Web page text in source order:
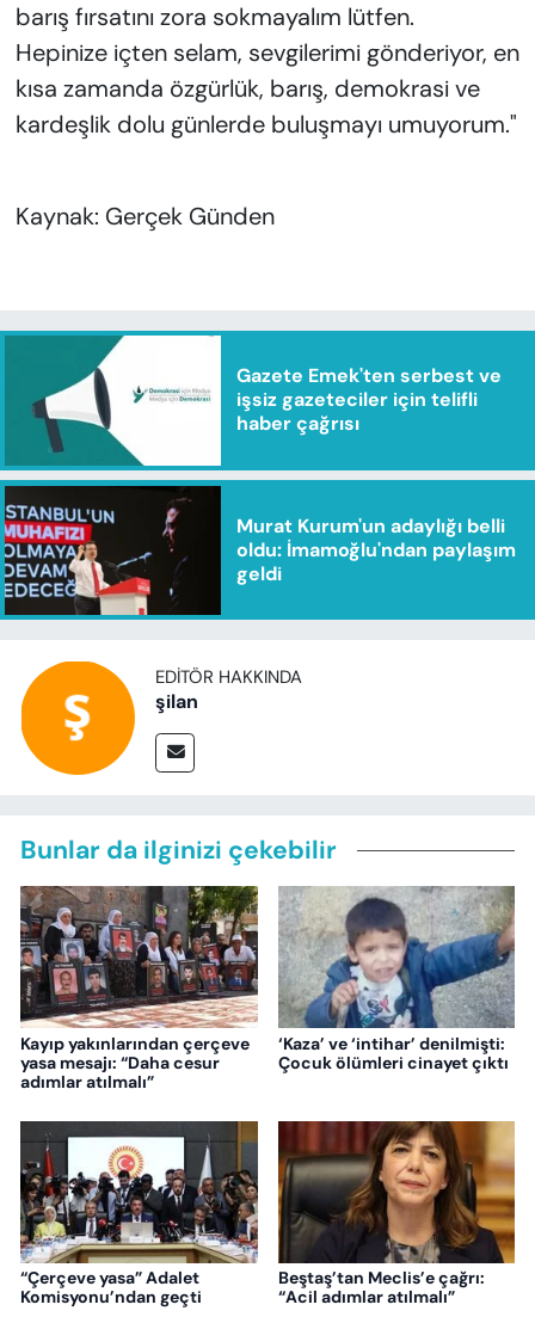
barış fırsatını zora sokmayalım lütfen.
Hepinize içten selam, sevgilerimi gönderiyor, en
kısa zamanda özgürlük, barış, demokrasi ve
kardeşlik dolu günlerde buluşmayı umuyorum."
Kaynak: Gerçek Günden
Gazete Emek'ten serbest ve
işsiz gazeteciler için telifli
haber çağrısı
Murat Kurum'un adaylığı belli
oldu: İmamoğlu'ndan paylaşım
geldi
EDITÖR HAKKINDA
şilan
Bunlar da ilginizi çekebilir
Kayıp yakınlarından çerçeve
yasa mesajı: “Daha cesur
adımlar atılmalı”
‘Kaza’ ve ‘intihar’ denilmişti:
Çocuk ölümleri cinayet çıktı
“Çerçeve yasa” Adalet
Komisyonu’ndan geçti
Beştaş’tan Meclis’e çağrı:
“Acil adımlar atılmalı”